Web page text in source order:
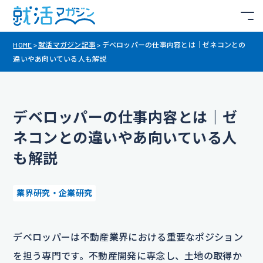
HOME >就活マガジン記事 > デベロッパーの仕事内容とは｜ゼネコンとの
違いやあ向いている人も解説
デベロッパーの仕事内容とは｜ゼ
ネコンとの違いやあ向いている人
も解説
業界研究・企業研究
デベロッパーは不動産業界における重要なポジション
を担う専門です。不動産開発に専念し、土地の取得か